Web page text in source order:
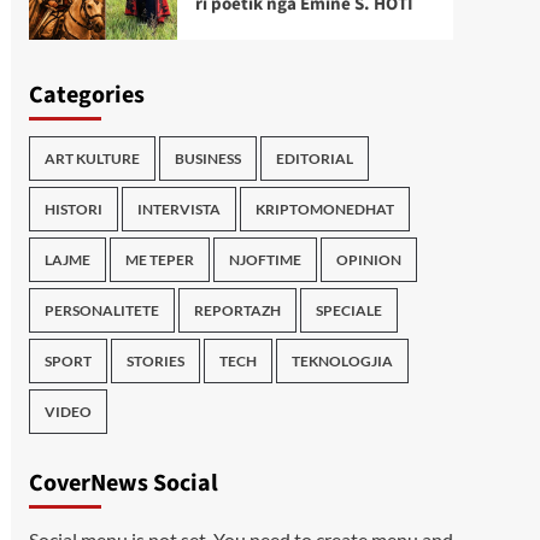
Categories
ART KULTURE BUSINESS EDITORIAL
HISTORI INTERVISTA KRIPTOMONEDHAT
LAJME ME TEPER NJOFTIME OPINION
PERSONALITETE REPORTAZH SPECIALE
SPORT STORIES TECH TEKNOLOGJIA
VIDEO
CoverNews Social